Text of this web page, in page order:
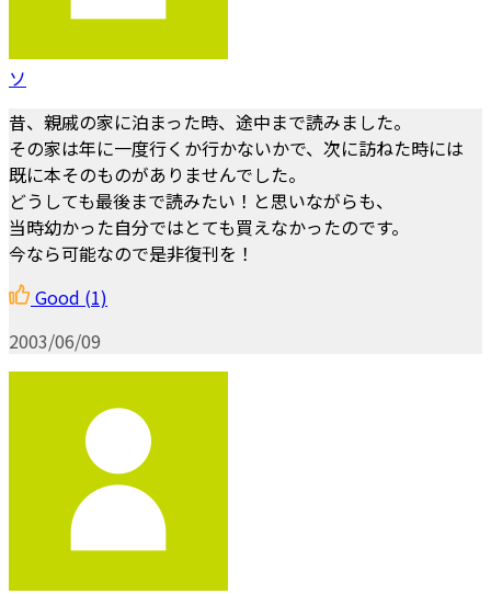
ソ
昔、親戚の家に泊まった時、途中まで読みました。
その家は年に一度行くか行かないかで、次に訪ねた時には
既に本そのものがありませんでした。
どうしても最後まで読みたい！と思いながらも、
当時幼かった自分ではとても買えなかったのです。
今なら可能なので是非復刊を！
Good (1)
2003/06/09